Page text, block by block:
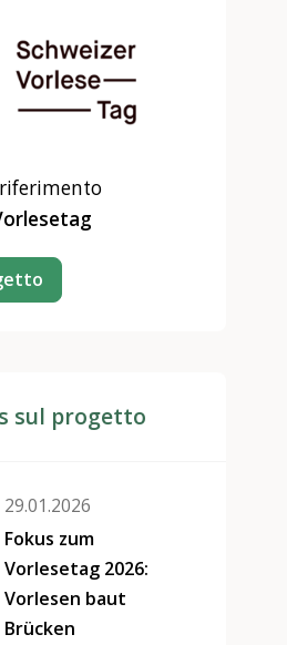
sul progetto
29.01.2026
Fokus zum
Vorlesetag 2026:
Vorlesen baut
Brücken